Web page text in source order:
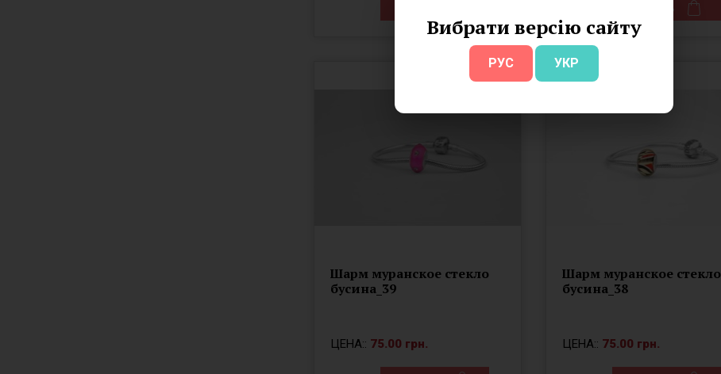
Вибрати версію сайту
РУС УКР
Купить
Шарм муранское стекло
бусина_39
ЦЕНА:: 75.00 грн.
Шарм муранское стекло
бусина_38
ЦЕНА:: 75.00 грн.